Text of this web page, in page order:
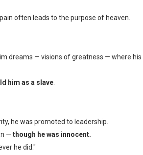
often leads to the purpose of heaven.
dreams — visions of greatness — where his
him as a slave
he was promoted to leadership.
— though he was innocent.
he did."